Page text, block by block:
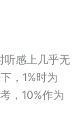
听感上几乎无
，1%时为
，10%作为